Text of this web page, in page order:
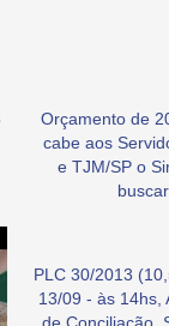
Orçamento de
cabe aos
e TJM/SP o
PLC 30/2013
13/09 - às 14hs,